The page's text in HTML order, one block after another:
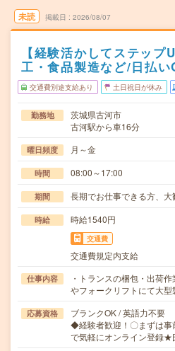
未読 掲載日 2026/08/07
【経験活かしてステップ
工・食品製造など/日払い
交通費別途支給あり 土日祝日が休み
勤務地
茨城県古河市
古河駅から車16分
曜日頻度 月～金
時間 08:00～17:00
期間 長期でお仕事できる方、大
時給 時給1540円
交通費
交通費規定内支給
仕事内容
・トランスの梱包・出荷
やフォークリフトにて大
応募資格
ブランクOK / 英語力不要
◆経験者歓迎！〇まずは事
で気軽にオンライン登録